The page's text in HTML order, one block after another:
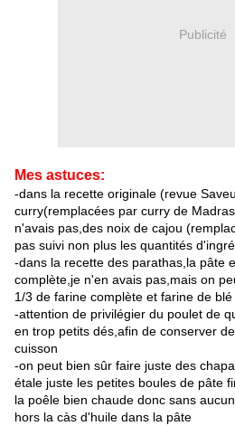
Publicité
Mes astuces:
-dans la recette originale (revue
curry(remplacées par curry de
n'avais pas,des noix de cajou
pas suivi non plus les quantités
-dans la recette des parathas,la pâte
complète,je n'en avais pas,mais on
1/3 de farine complète et farine de
-attention de privilégier du poulet de
en trop petits dés,afin de conserver
cuisson
-on peut bien sûr faire juste des
étale juste les petites boules de pâte
la poêle bien chaude donc sans
hors la càs d'huile dans la pâte